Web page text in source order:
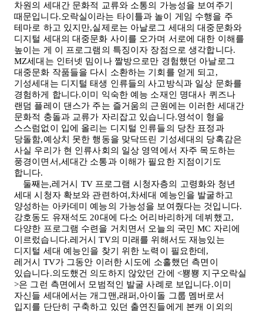
차원의 세대간 문화적 교류와 소통의 가능성을 보여주기
때문입니다.오락실이라는 타이틀과 놀이 게임 수행을 주
테마로 하고 있지만,실제로는 아날로그 세대의 대중문화와
디지털 세대의 대중문화 사이를 오가며 서로에 대한 이해를
높이는 게 이 프로그램의 특징이자 장점으로 생각합니다.
MZ세대는 인터넷 밈이나 짤방으로만 경험했던 아날로그
대중문화 작품들을 다시 소환하는 기회를 얻게 되고,
기성세대는 디지털 태생 인류들의 사고방식과 일상 문화를
경험하게 합니다.이미 익숙한 예능 소재인 명대사 퀴즈나
랜덤 플레이 댄스가 주는 즐거움의 근원에는 이러한 세대간
문화적 충돌과 교류가 자리잡고 있습니다.영석이 형을
스스럼없이 입에 올리는 디지털 인류들의 당찬 표정과
당돌함,예상치 못한 행동을 맞닥뜨린 기성세대의 당혹감은
사실 우리가 현 인류사회의 일상 영역에서 자주 목도하는
풍경이면서,세대간 소통과 이해가 필요한 지점이기도
합니다.
둘째는,레거시
TV 프로그램 시청자층의 고령화와 청년
세대 시청자 확보와 관련하여,차세대 예능인을 발굴하고
양성하는 아카데미 예능의 가능성을 보여줬다는 것입니다.
강호동도 유재석도 20대에 다소 어리바리하게 데뷔했고,
다양한 프로그램 수련을 거치면서 오늘의 국민
MC 자리에
이르렀습니다.레거시
TV의 미래를 위해서도 재능있는
디지털 세대 예능인을 찾기 위한 노력이 필요한데,
레거시
TV가 그동안 이러한 시도에 소홀했던 측면이
있습니다.의도했건 의도하지 않았던 간에 <뿅뿅 지구오락실
>은 그런 측면에서 모범적인 발굴 사례로 보입니다.이미
자신들 세대에서는 개그맨,래퍼,아이돌 그룹 멤버로서
입지를 단단히 구축하고 있던 출연진들에게 본캐 이외의